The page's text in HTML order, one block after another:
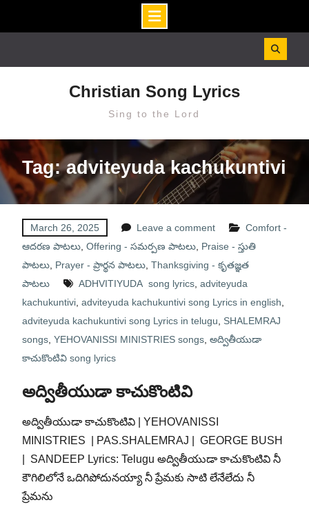
Christian Song Lyrics
Sing to the Lord
Tag: adviteyuda kachukuntivi
March 26, 2025 Leave a comment
Comfort -
ఆదరణ పాటలు, Offering - సమర్పణ పాటలు, Praise - స్తుతి
పాటలు, Prayer - ప్రార్థన పాటలు, Thanksgiving - కృతజ్ఞత
పాటలు
ADHVITIYUDA song lyrics, adviteyuda
kachukuntivi, adviteyuda kachukuntivi song Lyrics in english
adviteyuda kachukuntivi song Lyrics in telugu
SHALEMRAJ
songs, YEHOVANISSI MINISTRIES songs, అద్వితీయుడా
కాచుకొంటివి song lyrics
అద్వితీయుడా కాచుకొంటివి
అద్వితీయుడా కాచుకొంటివి | YEHOVANISSI
MINISTRIES | PAS.SHALEMRAJ | GEORGE BUSH
| SANDEEP Lyrics: Telugu అద్వితీయుడా కాచుకొంటివి నీ
కౌగిలిలోనే ఒదిగిపోదునయ్యా నీ ప్రేమకు సాటి లేనేలేదు నీ
ప్రేమను